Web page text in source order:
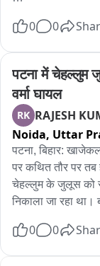
સંપૂર્ણ બળીને ખાખ
पहुंचा, यहां डॉक्टरों
हत्या की शिकायत
लिया है. मृतिका का
बताया जा रहा है.....
0 0
पटना में चेहल्लुम
वर्मा घायल
RK RAJESH
Noida, Uttar
पटना, बिहार:
पर कथित तौर पर
चेहल्लुम के जुलूस को
निकाला जा रहा
मामले को सुलझाने की
0 0